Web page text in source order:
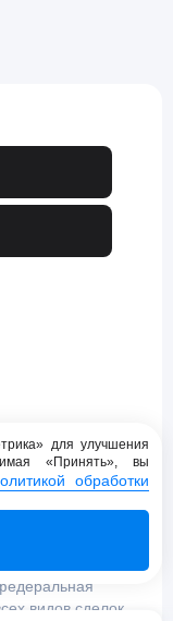
видов сделок
для улучшения
«Принять», вы
обработки